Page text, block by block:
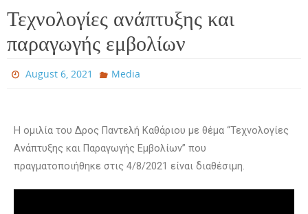
Τεχνολογίες ανάπτυξης και
παραγωγής εμβολίων
August 6, 2021 Media
H ομιλία του Δρος Παντελή Καθάριου με θέμα “Τεχνολογίες
Ανάπτυξης και Παραγωγής Εμβολίων” που
πραγματοποιήθηκε στις 4/8/2021 είναι διαθέσιμη.